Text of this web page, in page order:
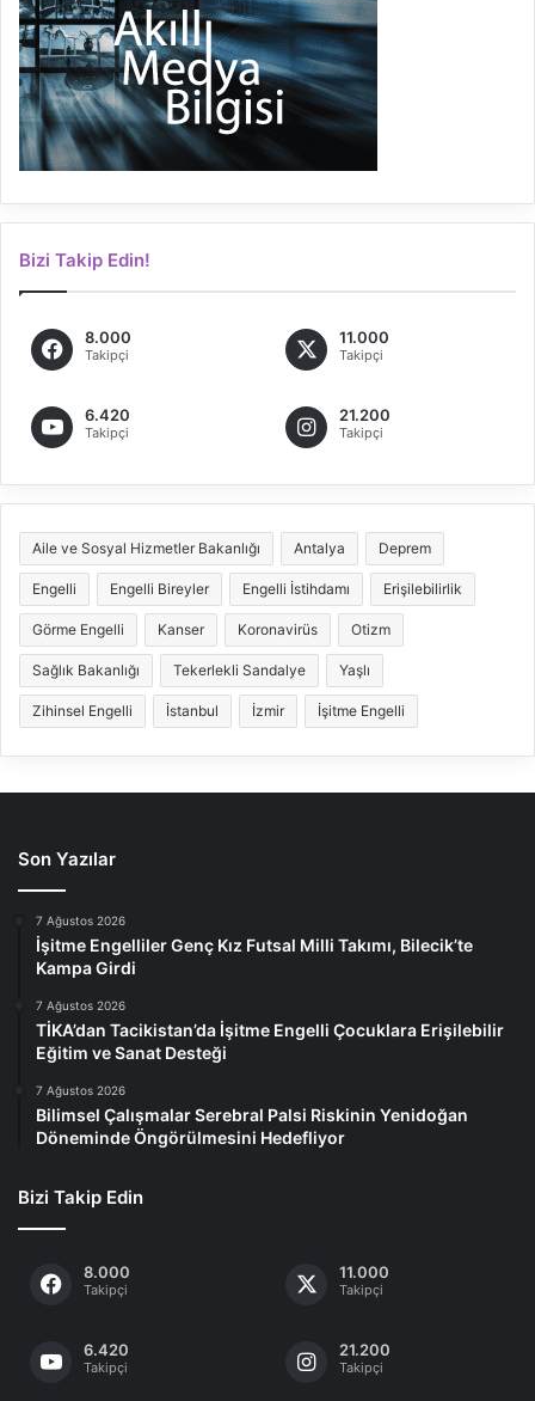
Bizi Takip Edin!
8.000
Takipçi
11.000
Takipçi
6.420
Takipçi
21.200
Takipçi
Aile ve Sosyal Hizmetler Bakanlığı Antalya Deprem
Engelli Engelli Bireyler Engelli İstihdamı Erişilebilirlik
Görme Engelli Kanser Koronavirüs Otizm
Sağlık Bakanlığı Tekerlekli Sandalye Yaşlı
Zihinsel Engelli İstanbul İzmir İşitme Engelli
Son Yazılar
7 Ağustos 2026
İşitme Engelliler Genç Kız Futsal Milli Takımı, Bilecik’te
Kampa Girdi
7 Ağustos 2026
TİKA’dan Tacikistan’da İşitme Engelli Çocuklara Erişilebilir
Eğitim ve Sanat Desteği
7 Ağustos 2026
Bilimsel Çalışmalar Serebral Palsi Riskinin Yenidoğan
Döneminde Öngörülmesini Hedefliyor
Bizi Takip Edin
8.000
Takipçi
11.000
Takipçi
6.420
Takipçi
21.200
Takipçi